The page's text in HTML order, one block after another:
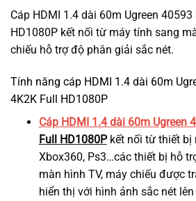
Cáp HDMI 1.4 dài 60m Ugreen
HD1080P kết nối từ máy tính sang
chiếu hỗ trợ độ phân giải sắc nét.
Tính năng cáp HDMI 1.4 dài 60m
4K2K Full HD1080P
Cáp HDMI 1.4 dài 60m Ugreen
Full HD1080Pkết nối từ thiết bị
Xbox360, Ps3…các thiết bị hỗ
màn hình TV, máy chiếu được
hiển thị với hình ảnh sắc nét